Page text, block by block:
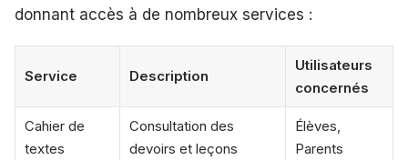
donnant accès à de nombreux services :
Service Description
Utilisateurs
concernés
Cahier de
textes
Consultation des
devoirs et leçons
Élèves,
Parents